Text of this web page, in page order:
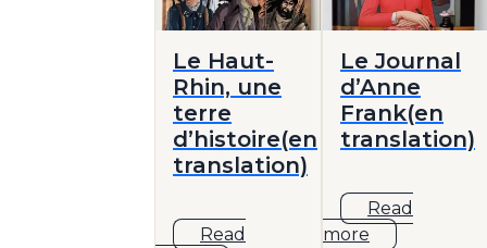
Le Haut-
Rhin, une
terre
d’histoire(en
translation)
Read
Le Journal
d’Anne
Frank(en
translation)
Read
more